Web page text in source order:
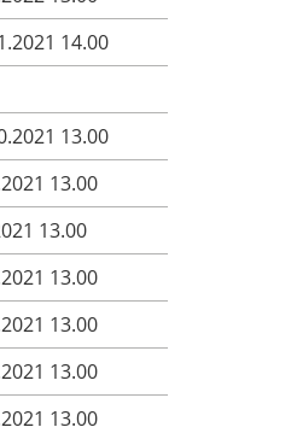
14.00
13.00
13.00
13.00
13.00
13.00
13.00
13.00